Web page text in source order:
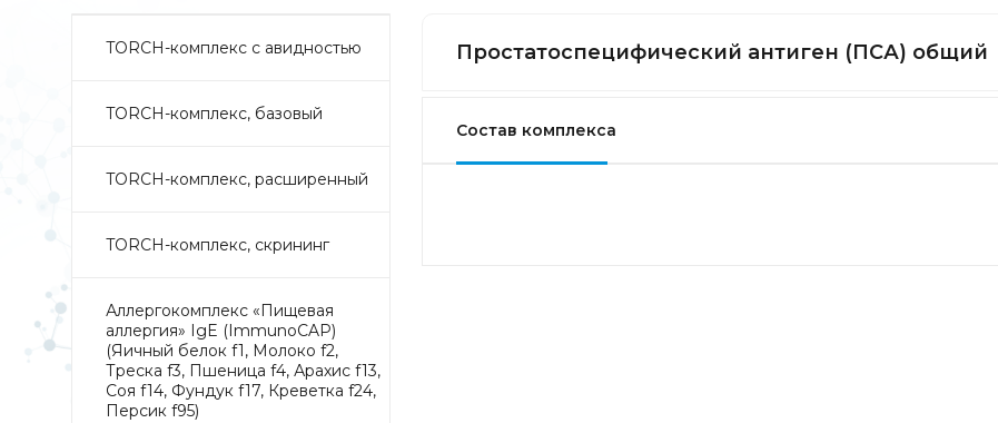
TORCH-комплекс с авидностью
TORCH-комплекс, базовый
TORCH-комплекс, расширенный
TORCH-комплекс, скрининг
Аллергокомплекс «Пищевая
аллергия» IgE (ImmunoCAP)
(Яичный белок f1, Молоко f2,
Треска f3, Пшеница f4, Арахис f13,
Соя f14, Фундук f17, Креветка f24,
Персик f95)
Простатоспецифический антиген (ПСА) общий
Состав комплекса